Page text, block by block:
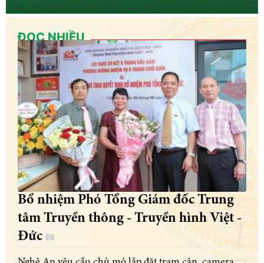
ĐỌC NHIỀU
Bổ nhiệm Phó Tổng Giám đốc Trung
tâm Truyền thông - Truyền hình Việt -
Đức